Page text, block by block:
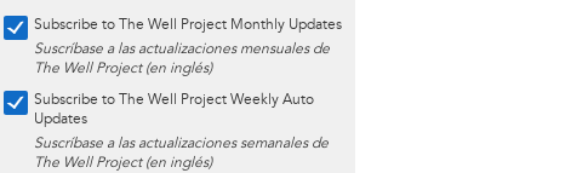
Subscribe to The Well Project Monthly Updates
Suscríbase a las actualizaciones mensuales de
The Well Project (en inglés)
Subscribe to The Well Project Weekly Auto
Updates
Suscríbase a las actualizaciones semanales de
The Well Project (en inglés)